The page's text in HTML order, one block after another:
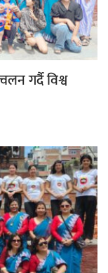
गर्दै विश्व